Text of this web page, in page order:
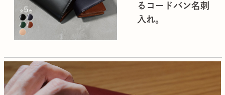
るコードバン名刺
入れ。